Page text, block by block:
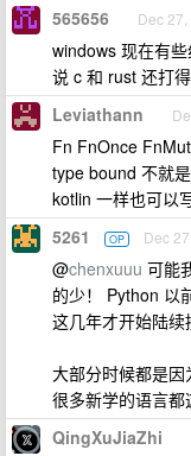
565656 Dec
windows 现在有
说 c 和 rust 还打
Leviathann
Fn FnOnce
type bound 不就
kotlin 一样也可以
5261 OP Dec
@chenxuuu 可能
的少！ Python 以
这几年才开始陆续
大部分时候都是
很多新学的语言都
QingXuJiaZhi